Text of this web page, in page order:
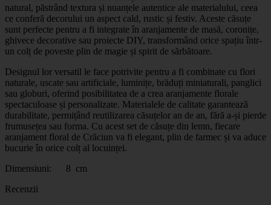
natural, păstrând textura și nuanțele autentice ale materialului, ceea
ce conferă decorului un aspect cald, rustic și festiv. Aceste căsuțe
sunt perfecte pentru a fi integrate în aranjamente de masă, coronițe,
ghivece decorative sau proiecte DIY, transformând orice spațiu într-
un colț de poveste plin de magie și spirit de sărbătoare.
Designul lor versatil le face potrivite pentru a fi combinate cu flori
naturale, uscate sau artificiale, luminițe, brăduți miniaturali, panglici
sau globuri, oferind posibilitatea de a crea aranjamente florale
spectaculoase și personalizate. Materialele de calitate garantează
durabilitate, permițând reutilizarea căsuțelor an de an, fără a-și pierde
frumusețea sau forma. Cu acest set de căsuțe din lemn, fiecare
aranjament floral de Crăciun va fi elegant, plin de farmec și va aduce
bucurie în orice colț al locuinței.
Dimensiuni: 8 cm
Recenzii